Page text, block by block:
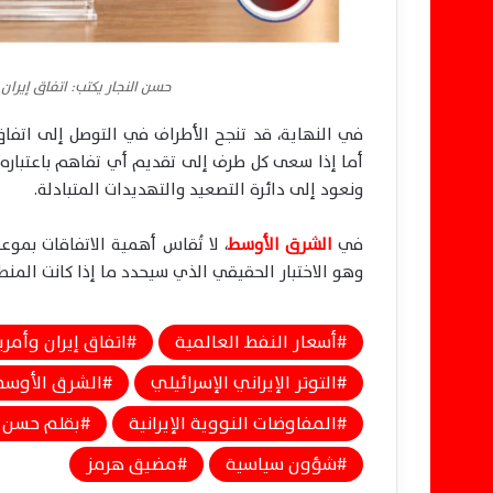
حسن النجار يكتب: اتفاق
في النهاية، قد تنجح الأطراف في التوصل إلى
أما إذا سعى كل طرف إلى تقديم أي تفاهم باعتباره
ونعود إلى دائرة التصعيد والتهديدات المتبادلة.
في الشرق الأوسط، لا تُقاس أهمية الاتفاقات
وهو الاختبار الحقيقي الذي سيحدد ما إذا كانت
أسعار النفط العالمية
اتفاق إيران
التوتر الإيراني الإسرائيلي
الشرق
المفاوضات النووية الإيرانية
بقلم حسن
شؤون سياسية
مضيق هرمز